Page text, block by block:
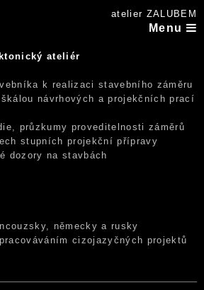
atelier ZALUBEM
Menu
ateliér
k realizaci stavebního záměru
návrhových a projekčních prací
průzkumy proveditelnosti záměrů
stupních projekční přípravy
dozory na stavbách
německy a rusky
cizojazyčných projektů